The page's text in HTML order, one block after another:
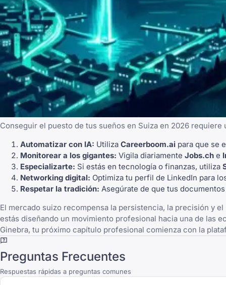
Conseguir el puesto de tus sueños en Suiza en 2026
Automatizar con IA: Utiliza Careerboom.ai para que se
Monitorear a los gigantes: Vigila diariamente Jobs.ch e
Especializarte: Si estás en tecnología o finanzas, utiliza
Networking digital: Optimiza tu perfil de LinkedIn para
Respetar la tradición: Asegúrate de que tus
El mercado suizo recompensa la persistencia, la precisión y
estás diseñando un movimiento profesional hacia una de las
Ginebra, tu próximo capítulo profesional comienza con la
Preguntas Frecuentes
Respuestas rápidas a preguntas comunes